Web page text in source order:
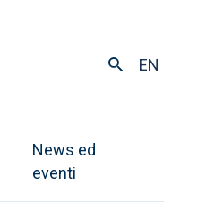
EN
News ed
eventi